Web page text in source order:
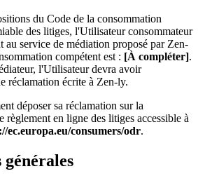
du Code de la consommation
des litiges, l'Utilisateur consommateur
au service de médiation proposé par Zen-
compétent est : [À compléter].
l'Utilisateur devra avoir
réclamation écrite à Zen-ly.
déposer sa réclamation sur la
règlement en ligne des litiges accessible à
ec.europa.eu/consumers/odr.
générales